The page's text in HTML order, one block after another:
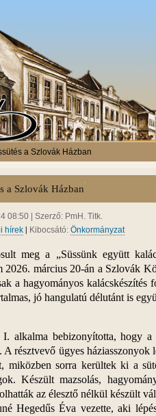
a Szlovák Házban
a Szlovák Házban
08:50 | Szerző: PmH. Titk.
hírek | Kibocsátó: Önkormányzat
meg a „Süssünk együtt
2026. március 20-án a Szlovák
a hagyományos kalácskészítés
jó hangulatú délutánt is
alkalma bebizonyította, hogy a
A résztvevő ügyes háziasszonyok
miközben sorra kerültek ki a
Készült mazsolás,
az élesztő nélkül készült
Hegedűs Éva vezette, aki